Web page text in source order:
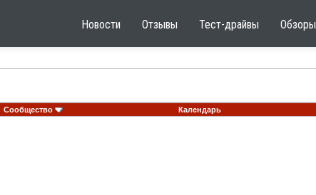
Новости Отзывы Тест-драйвы Обзоры
Сообщество Календарь